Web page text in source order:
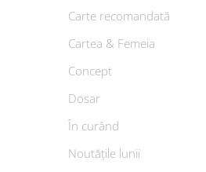
Carte recomandată
Cartea & Femeia
Concept
Dosar
În curând
Noutățile lunii